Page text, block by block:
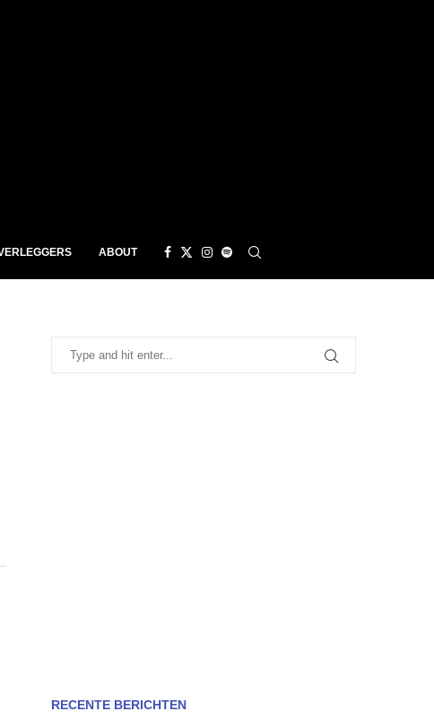
ABOUT
RECENTE BERICHTEN